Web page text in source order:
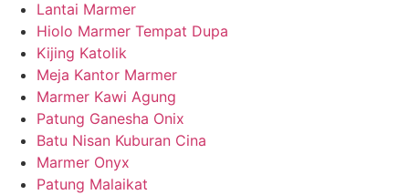
Lantai Marmer
Hiolo Marmer Tempat Dupa
Kijing Katolik
Meja Kantor Marmer
Marmer Kawi Agung
Patung Ganesha Onix
Batu Nisan Kuburan Cina
Marmer Onyx
Patung Malaikat